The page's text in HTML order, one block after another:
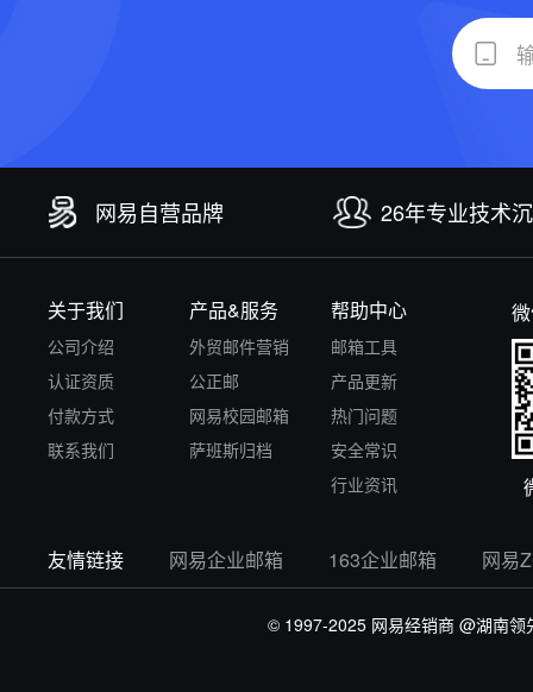
网易自营品牌 26年专业技术
关于我们
公司介绍
认证资质
付款方式
联系我们
产品&服务
外贸邮件营销
公正邮
网易校园邮箱
萨班斯归档
帮助中心
邮箱工具
产品更新
热门问题
安全常识
行业资讯
友情链接 网易企业邮箱 163企业邮箱 网易
© 1997-2025 网易经销商 @湖南领